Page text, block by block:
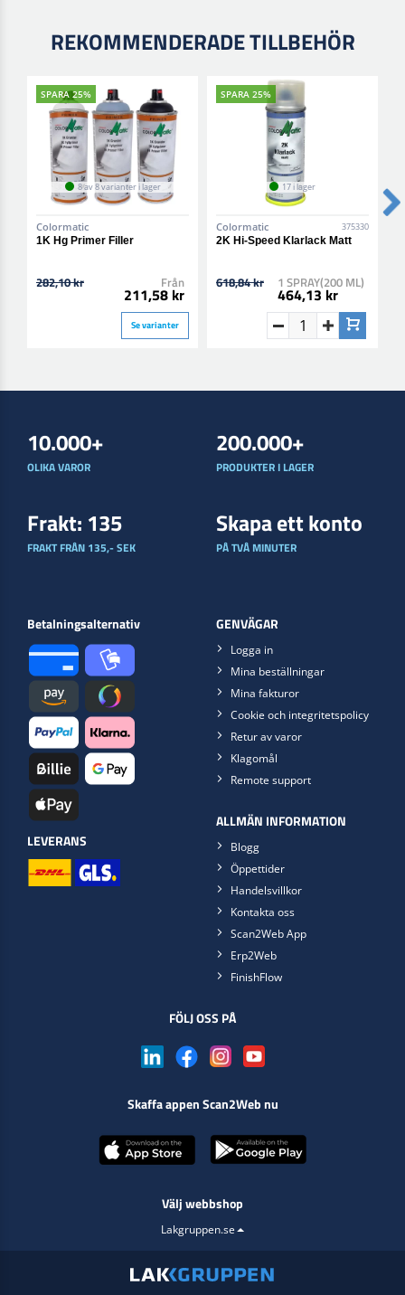
REKOMMENDERADE TILLBEHÖR
SPARA 25%
8 av 8 varianter i lager
Colormatic
1K Hg Primer Filler
282,10 kr Från
211,58 kr
Se varianter
SPARA 25%
17 i lager
Colormatic 375330
2K Hi-Speed Klarlack Matt
618,84 kr 1 SPRAY(200 ML)
464,13 kr
10.000+
OLIKA VAROR
200.000+
PRODUKTER I LAGER
Frakt: 135
FRAKT FRÅN 135,- SEK
Skapa ett konto
PÅ TVÅ MINUTER
Betalningsalternativ
LEVERANS
GENVÄGAR
Logga in
Mina beställningar
Mina fakturor
Cookie och integritetspolicy
Retur av varor
Klagomål
Remote support
ALLMÄN INFORMATION
Blogg
Öppettider
Handelsvillkor
Kontakta oss
Scan2Web App
Erp2Web
FinishFlow
FÖLJ OSS PÅ
Skaffa appen Scan2Web nu
Välj webbshop
Lakgruppen.se